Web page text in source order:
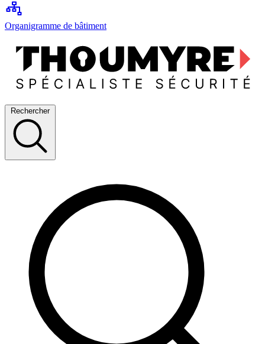
Organigramme de bâtiment
Rechercher